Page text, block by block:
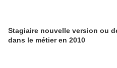
Stagiaire nouvelle version ou
dans le métier en 2010